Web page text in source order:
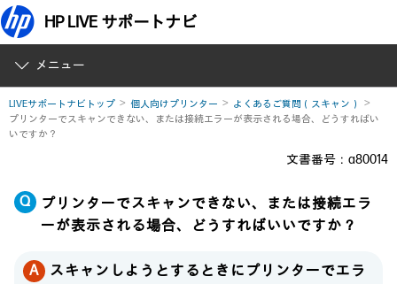
HP LIVE サポートナビ
メニュー
LIVEサポートナビトップ 個人向けプリンター
よくあるご質問（スキャン）
プリンターでスキャンできない、または接続エラーが表示される場合、どうすればい
いですか？
文書番号：a80014
プリンターでスキャンできない、または接続エラ
ーが表示される場合、どうすればいいですか？
スキャンしようとするときにプリンターでエラ